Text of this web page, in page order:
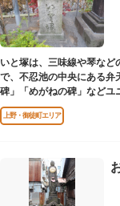
いと塚は、三味線や琴な
で、不忍池の中央にある弁
碑」「めがねの碑」などユ
上野・御徒町エリア